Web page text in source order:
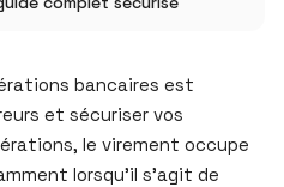
bancaires est
et sécuriser vos
le virement occupe
lorsqu’il s’agit de